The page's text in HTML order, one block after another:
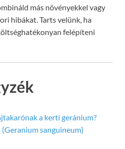
más növényekkel vagy
hibákat. Tarts velünk, ha
felépíteni
a kerti geránium?
sanguineum)